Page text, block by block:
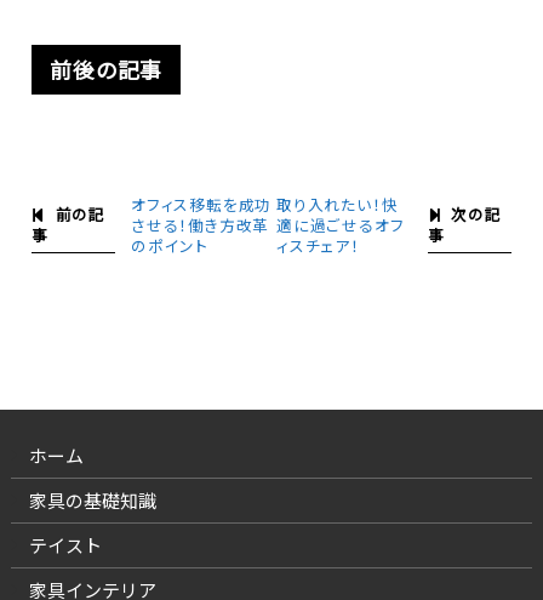
前後の記事
前の記
事
オフィス移転を成功
させる！働き方改革
のポイント
次の記
事
取り入れたい！快
適に過ごせるオフ
ィスチェア！
ホーム
家具の基礎知識
テイスト
家具インテリア